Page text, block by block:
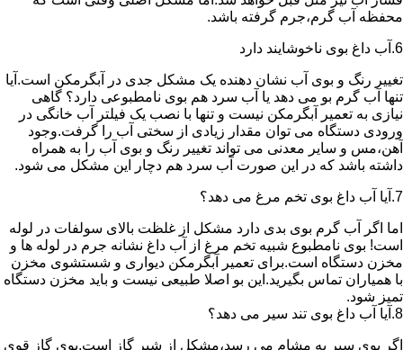
محفظه آب گرم،جرم گرفته باشد.
6.آب داغ بوی ناخوشایند دارد
تغییر رنگ و بوی آب نشان دهنده یک مشکل جدی در آبگرمکن است.آیا
تنها آب گرم بو می دهد یا آب سرد هم بوی نامطبوعی دارد؟ گاهی
نیازی به تعمیر آبگرمکن نیست و تنها با نصب یک فیلتر آب خانگی در
ورودی دستگاه می توان مقدار زیادی از سختی آب را گرفت.وجود
آهن،مس و سایر معدنی می تواند تغییر رنگ و بوی آب را به همراه
داشته باشد که در این صورت آب سرد هم دچار این مشکل می شود.
7.آیا آب داغ بوی تخم مرغ می دهد؟
اما اگر آب گرم بوی بدی دارد مشکل از غلظت بالای سولفات در لوله
است! بوی نامطبوع شبیه تخم مرغ از آب داغ نشانه جرم در لوله ها و
مخزن دستگاه است.برای تعمیر آبگرمکن دیواری و شستشوی مخزن
با همیاران تماس بگیرید.این بو اصلا طبیعی نیست و باید مخزن دستگاه
تمیز شود.
8.آیا آب داغ بوی تند سیر می دهد؟
اگر بوی سیر به مشام می رسد،مشکل از شیر گاز است.بوی گاز قوی